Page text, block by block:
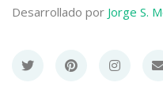
Desarrollado por Jorge S.